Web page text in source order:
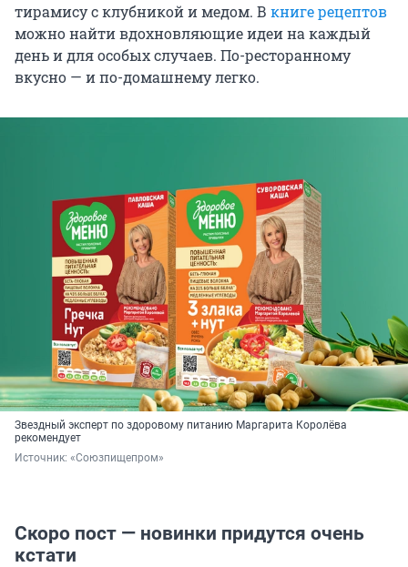
тирамису с клубникой и медом. В книге рецептов
можно найти вдохновляющие идеи на каждый
день и для особых случаев. По-ресторанному
вкусно — и по-домашнему легко.
Звездный эксперт по здоровому питанию Маргарита Королёва
рекомендует
Источник: «Союзпищепром»
Скоро пост — новинки придутся очень
кстати